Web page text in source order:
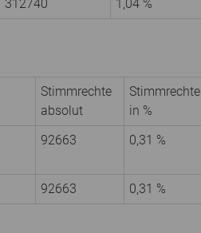
312740 1,04 %
Stimmrechte
absolut
Stimmrechte
in %
92663 0,31 %
92663 0,31 %